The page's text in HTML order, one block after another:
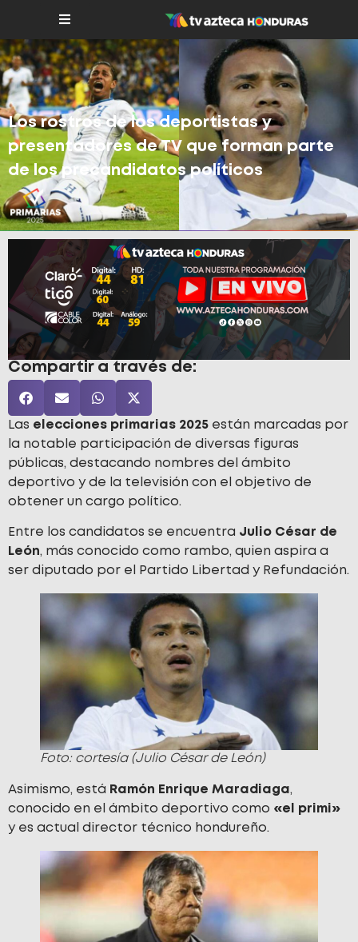
Los rostros de los deportistas y
presentadores de TV que forman parte
de los precandidatos políticos
Compartir a través de:
Las elecciones primarias 2025 están marcadas por
la notable participación de diversas figuras
públicas, destacando nombres del ámbito
deportivo y de la televisión con el objetivo de
obtener un cargo político.
Entre los candidatos se encuentra Julio César de
León, más conocido como rambo, quien aspira a
ser diputado por el Partido Libertad y Refundación.
Foto: cortesía (Julio César de León)
Asimismo, está Ramón Enrique Maradiaga,
conocido en el ámbito deportivo como «el primi»
y es actual director técnico hondureño.